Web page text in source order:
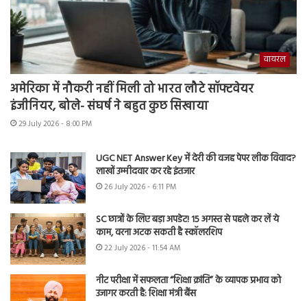
वायरल
अमेरिका में नौकरी नहीं मिली तो भारत लौटे सॉफ्टवेयर
इंजीनियर, बोले- संघर्ष ने बहुत कुछ सिखाया
29 July 2026 - 8:00 PM
UGC NET Answer Key में देरी की वजह पेपर लीक विवाद?
लाखों उम्मीदवार कर रहे इंतजार
26 July 2026 - 6:11 PM
SC छात्रों के लिए बड़ा अपडेट! 15 अगस्त से पहले कर लें ये
काम, वरना अटक सकती है स्कॉलरशिप
22 July 2026 - 11:54 AM
नीट परीक्षा में सफलता “शिक्षा क्रांति” के व्यापक प्रभाव को
उजागर करती है: शिक्षा मंत्री बैंस